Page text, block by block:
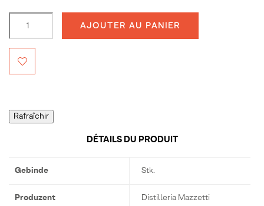
AJOUTER AU PANIER
DÉTAILS DU PRODUIT
Gebinde Stk.
Produzent
Distilleria Mazzetti